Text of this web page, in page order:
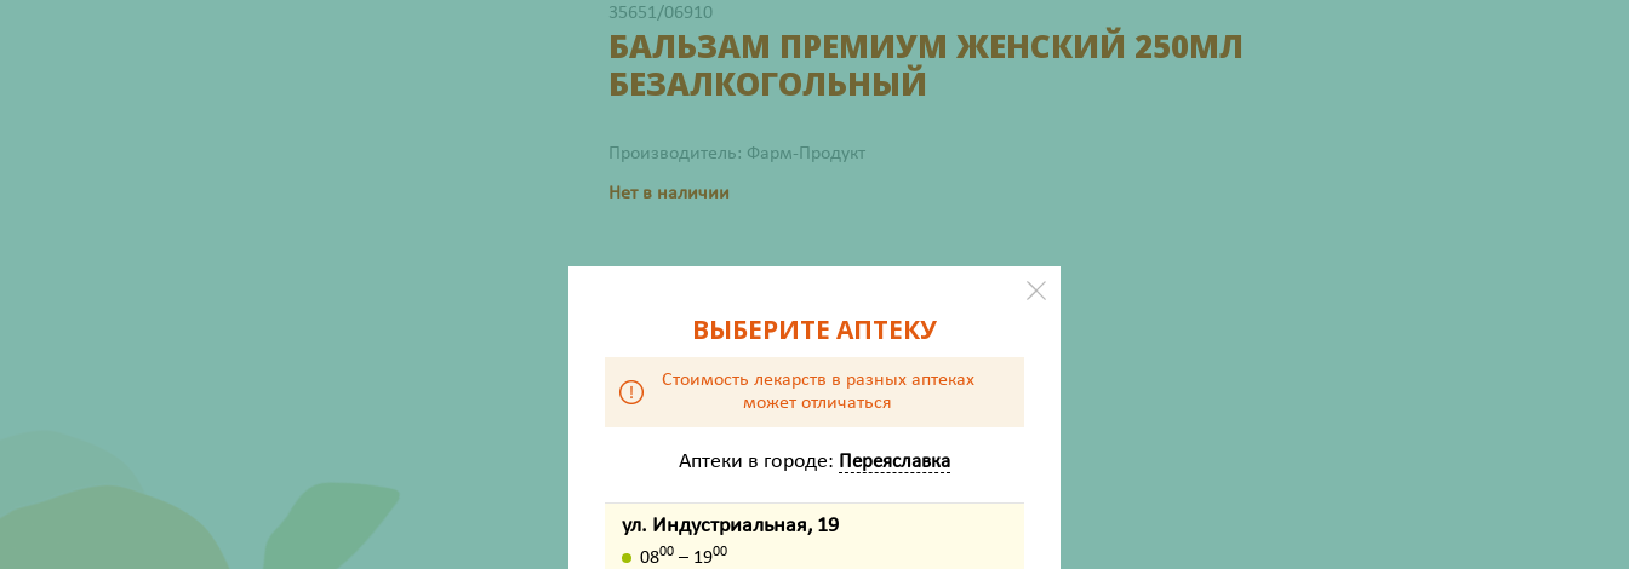
35651/06910
БАЛЬЗАМ ПРЕМИУМ ЖЕНСКИЙ 250МЛ
БЕЗАЛКОГОЛЬНЫЙ
Производитель: Фарм-Продукт
Нет в наличии
ХАРАКТЕРИСТИКИ
Жизненно важный
ВЫБЕРИТЕ АПТЕКУ
Стоимость лекарств в разных аптеках
может отличаться
Аптеки в городе: Переяславка
ул. Индустриальная, 19
0800 – 1900